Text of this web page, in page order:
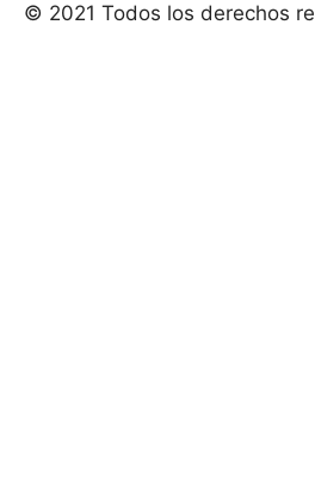
© 2021 Todos los derechos